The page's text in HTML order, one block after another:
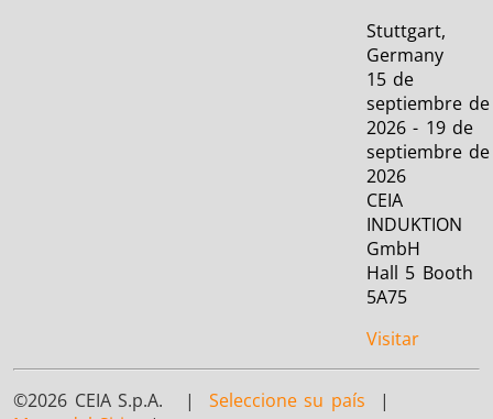
Stuttgart,
Germany
15 de
septiembre de
2026 - 19 de
septiembre de
2026
CEIA
INDUKTION
GmbH
Hall 5 Booth
5A75
Visitar
©2026 CEIA S.p.A. | Seleccione su país |